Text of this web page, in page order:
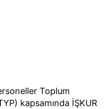
Toplum
kapsamında İŞKUR